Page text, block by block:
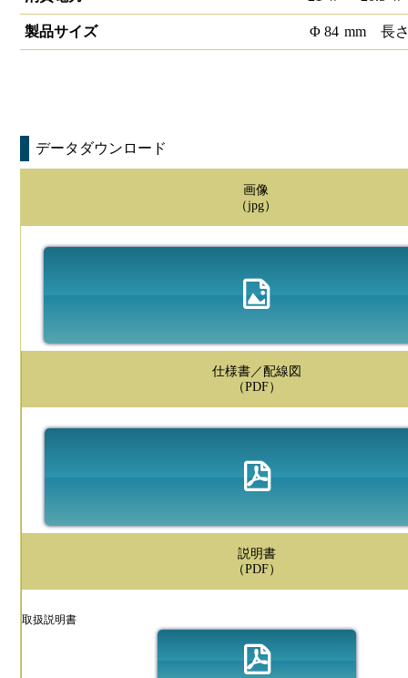
製品サイズ Φ 84 mm 長
データダウンロード
画像
（jpg）
仕様書／配線図
（PDF）
説明書
（PDF）
取扱説明書